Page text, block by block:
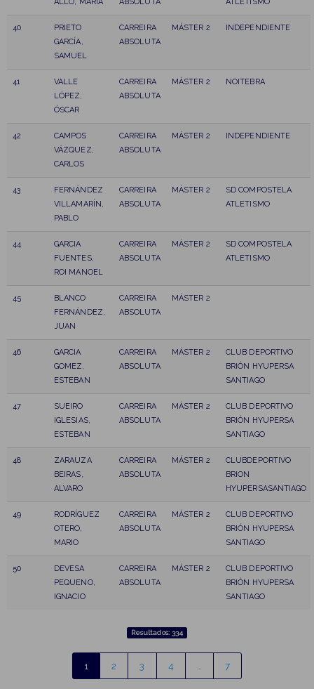
40
PRIETO
GARCÍA,
SAMUEL
CARREIRA
ABSOLUTA
MÁSTER 2 INDEPENDIENTE
41
VALLE
LÓPEZ,
ÓSCAR
CARREIRA
ABSOLUTA
MÁSTER 2 NOITEBRA
42
CAMPOS
VÁZQUEZ,
CARLOS
CARREIRA
ABSOLUTA
MÁSTER 2 INDEPENDIENTE
43
FERNÁNDEZ
VILLAMARÍN,
PABLO
CARREIRA
ABSOLUTA
MÁSTER 2
SD COMPOSTELA
ATLETISMO
44
GARCIA
FUENTES,
ROI MANOEL
CARREIRA
ABSOLUTA
MÁSTER 2
SD COMPOSTELA
ATLETISMO
45
BLANCO
FERNÁNDEZ,
JUAN
CARREIRA
ABSOLUTA
MÁSTER 2
46
GARCIA
GOMEZ,
ESTEBAN
CARREIRA
ABSOLUTA
MÁSTER 2
CLUB DEPORTIVO
BRIÓN HYUPERSA
SANTIAGO
47
SUEIRO
IGLESIAS,
ESTEBAN
CARREIRA
ABSOLUTA
MÁSTER 2
CLUB DEPORTIVO
BRIÓN HYUPERSA
SANTIAGO
48
ZARAUZA
BEIRAS,
ALVARO
CARREIRA
ABSOLUTA
MÁSTER 2
CLUBDEPORTIVO
BRION
HYUPERSASANTIAGO
49
RODRÍGUEZ
OTERO,
MARIO
CARREIRA
ABSOLUTA
MÁSTER 2
CLUB DEPORTIVO
BRIÓN HYUPERSA
SANTIAGO
50
DEVESA
PEQUENO,
IGNACIO
CARREIRA
ABSOLUTA
MÁSTER 2
CLUB DEPORTIVO
BRIÓN HYUPERSA
SANTIAGO
Resultados: 334
1 2 3 4 7